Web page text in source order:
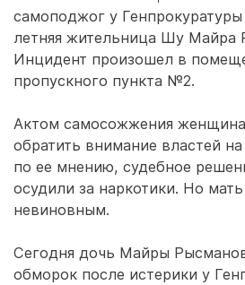
самоподжог у
летняя жительница Шу Майра
Инцидент произошел в
пропускного пункта №2.
Актом самосожжения
обратить внимание властей
по ее мнению, судебное
осудили за наркотики. Но мать
невиновным.
Сегодня дочь Майры
обморок после истерики у